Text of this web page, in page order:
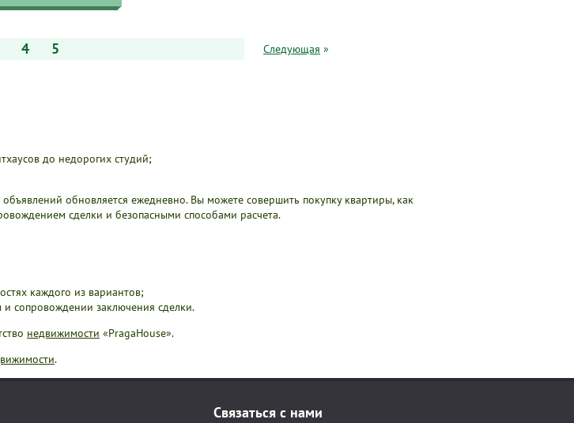
до недорогих студий;
обновляется ежедневно. Вы можете совершить покупку квартиры, как
сделки и безопасными способами расчета.
каждого из вариантов;
и сопровождении заключения сделки.
недвижимости «PragaHouse».
.
4 5 Следующая »
Связаться с нами